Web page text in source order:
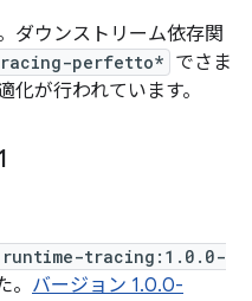
ダウンストリーム依存関
perfetto* でさま
が行われています。
tracing:1.0.0-
バージョン 1.0.0-